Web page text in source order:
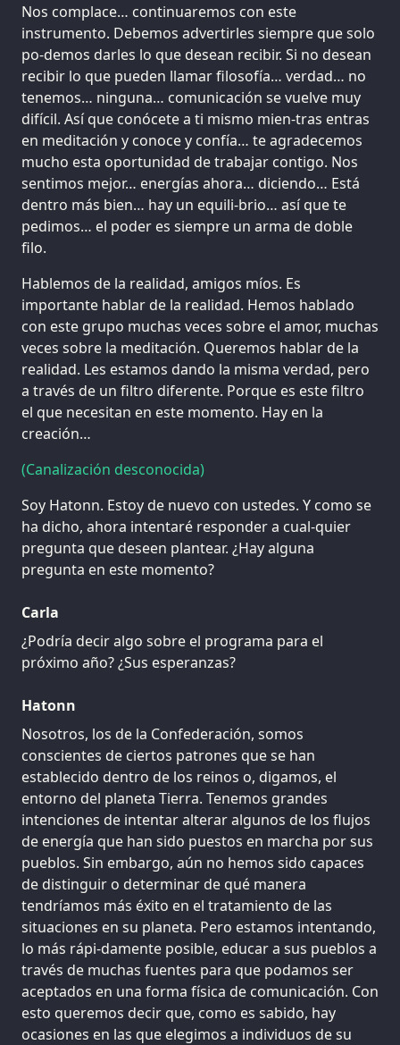
Nos complace… continuaremos con este
instrumento. Debemos advertirles siempre que solo
po-demos darles lo que desean recibir. Si no desean
recibir lo que pueden llamar filosofía… verdad… no
tenemos… ninguna… comunicación se vuelve muy
difícil. Así que conócete a ti mismo mien-tras entras
en meditación y conoce y confía… te agradecemos
mucho esta oportunidad de trabajar contigo. Nos
sentimos mejor… energías ahora… diciendo… Está
dentro más bien… hay un equili-brio… así que te
pedimos… el poder es siempre un arma de doble
filo.
Hablemos de la realidad, amigos míos. Es
importante hablar de la realidad. Hemos hablado
con este grupo muchas veces sobre el amor, muchas
veces sobre la meditación. Queremos hablar de la
realidad. Les estamos dando la misma verdad, pero
a través de un filtro diferente. Porque es este filtro
el que necesitan en este momento. Hay en la
creación…
(Canalización desconocida)
Soy Hatonn. Estoy de nuevo con ustedes. Y como se
ha dicho, ahora intentaré responder a cual-quier
pregunta que deseen plantear. ¿Hay alguna
pregunta en este momento?
Carla
¿Podría decir algo sobre el programa para el
próximo año? ¿Sus esperanzas?
Hatonn
Nosotros, los de la Confederación, somos
conscientes de ciertos patrones que se han
establecido dentro de los reinos o, digamos, el
entorno del planeta Tierra. Tenemos grandes
intenciones de intentar alterar algunos de los flujos
de energía que han sido puestos en marcha por sus
pueblos. Sin embargo, aún no hemos sido capaces
de distinguir o determinar de qué manera
tendríamos más éxito en el tratamiento de las
situaciones en su planeta. Pero estamos intentando,
lo más rápi-damente posible, educar a sus pueblos a
través de muchas fuentes para que podamos ser
aceptados en una forma física de comunicación. Con
esto queremos decir que, como es sabido, hay
ocasiones en las que elegimos a individuos de su